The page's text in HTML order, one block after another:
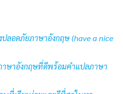
ลอดภัยภาษาอังกฤษ (have a nice
าษาอังกฤษที่ดีพร้อมคำแปลภาษา